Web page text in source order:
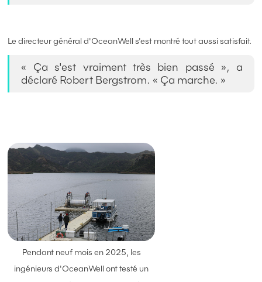
Le directeur général d'OceanWell s'est montré tout aussi satisfait.
« Ça s'est vraiment très bien passé », a
déclaré Robert Bergstrom. « Ça marche. »
Pendant neuf mois en 2025, les
ingénieurs d'OceanWell ont testé un